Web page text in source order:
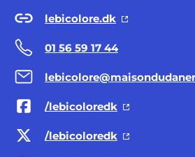
lebicolore.dk
01 56 59 17 44
/lebicoloredk
/lebicoloredk